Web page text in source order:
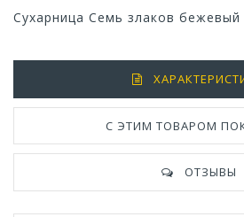
Сухарница Семь злаков бежевый
С ЭТИМ ТОВАРОМ
ОТЗЫВЫ